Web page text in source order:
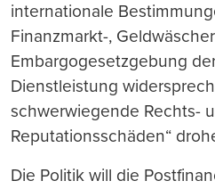
internationale
Finanzmarkt-,
Embargogesetzgebung
Dienstleistung
schwerwiegende Rechts-
Reputationsschäden“
Die Politik will die